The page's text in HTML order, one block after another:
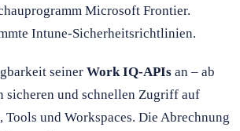
Microsoft Frontier.
Intune-Sicherheitsrichtlinien.
seiner Work IQ-APIs an – ab
sicheren und schnellen Zugriff auf
und Workspaces. Die Abrechnung